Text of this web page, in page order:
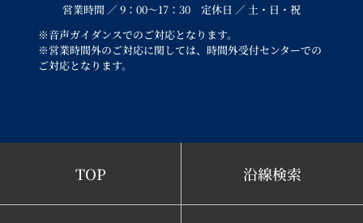
営業時間 ／ 9：00～17：30 定休日 ／ 土・日・祝
※音声ガイダンスでのご対応となります。
※営業時間外のご対応に関しては、時間外受付センターでの
ご対応となります。
TOP 沿線検索